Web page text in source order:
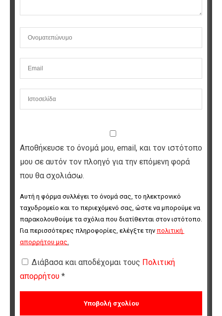
Αποθήκευσε το όνομά μου, email, και τον ιστότοπο
μου σε αυτόν τον πλοηγό για την επόμενη φορά
που θα σχολιάσω.
Αυτή η φόρμα συλλέγει το όνομά σας, το ηλεκτρονικό
ταχυδρομείο και το περιεχόμενό σας, ώστε να μπορούμε να
παρακολουθούμε τα σχόλια που διατίθενται στον ιστότοπο.
Για περισσότερες πληροφορίες, ελέγξτε την πολιτική
απορρήτου μας.
Διάβασα και αποδέχομαι τους Πολιτική
απορρήτου *